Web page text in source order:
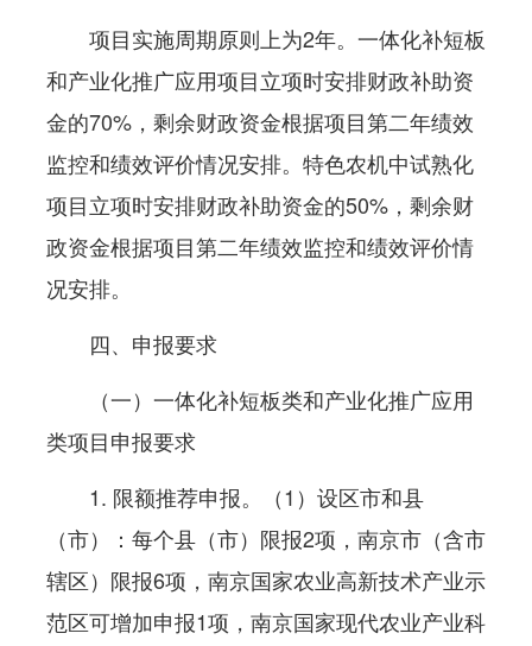
项目实施周期原则上为2年。一体化补短板
和产业化推广应用项目立项时安排财政补助资
金的70%，剩余财政资金根据项目第二年绩效
监控和绩效评价情况安排。特色农机中试熟化
项目立项时安排财政补助资金的50%，剩余财
政资金根据项目第二年绩效监控和绩效评价情
况安排。
四、申报要求
（一）一体化补短板类和产业化推广应用
类项目申报要求
1. 限额推荐申报。（1）设区市和县
（市）：每个县（市）限报2项，南京市（含市
辖区）限报6项，南京国家农业高新技术产业示
范区可增加申报1项，南京国家现代农业产业科